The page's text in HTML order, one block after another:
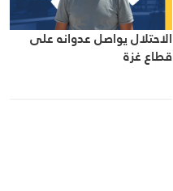
الاحتلال يواصل عدوانه على
قطاع غزة